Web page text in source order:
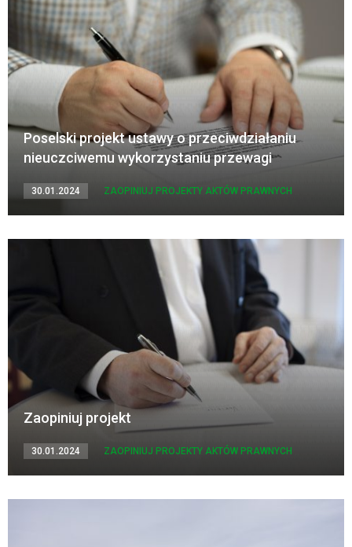
Poselski projekt ustawy o przeciwdziałaniu
nieuczciwemu wykorzystaniu przewagi
30.01.2024 ZAOPINIUJ PROJEKTY AKTÓW PRAWNYCH
Zaopiniuj projekt
30.01.2024 ZAOPINIUJ PROJEKTY AKTÓW PRAWNYCH